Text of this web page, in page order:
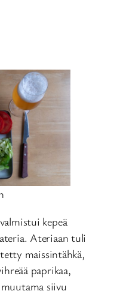
kepeä
Ateriaan tuli
maissintähkä,
paprikaa,
siivu